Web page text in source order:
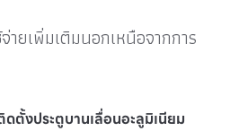
ยเพิ่มเติมนอกเหนือจากการ
ดตั้งประตูบานเลื่อนอะลูมิเนียม